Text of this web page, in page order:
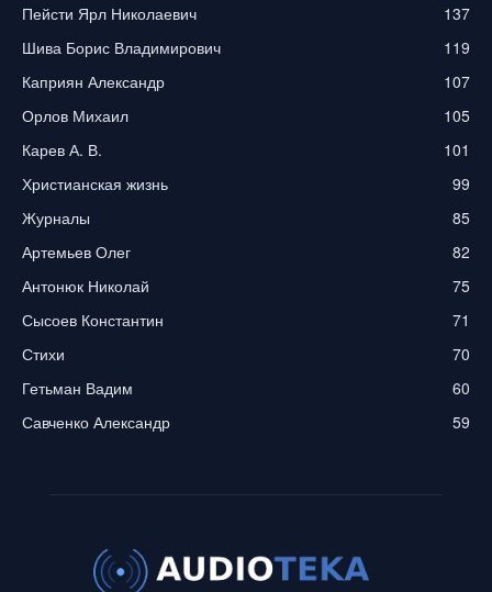
Пейсти Ярл Николаевич
137
Шива Борис Владимирович
119
Каприян Александр
107
Орлов Михаил
105
Карев А. В.
101
Христианская жизнь
99
Журналы
85
Артемьев Олег
82
Антонюк Николай
75
Сысоев Константин
71
Стихи
70
Гетьман Вадим
60
Савченко Александр
59